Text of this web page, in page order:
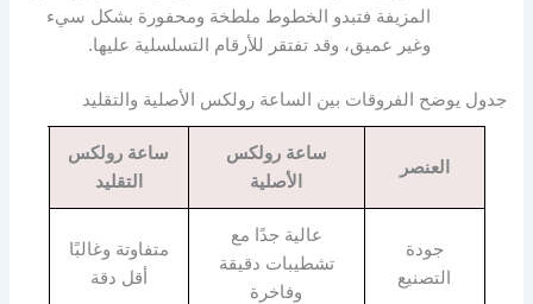
المزيفة فتبدو الخطوط ملطخة ومحفورة بشكل سيء
وغير عميق، وقد تفتقر للأرقام التسلسلية عليها.
جدول يوضح الفروقات بين الساعة رولكس الأصلية والتقليد
العنصر
ساعة رولكس
الأصلية
ساعة رولكس
التقليد
جودة
التصنيع
عالية جدًا مع
تشطيبات دقيقة
وفاخرة
متفاوتة وغالبًا
أقل دقة